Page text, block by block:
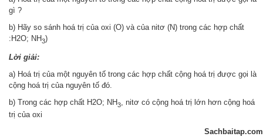
gì ?
b) Hãy so sánh hoá trị của oxi (O) và của nitơ (N) trong các hợp chất
:H2O; NH3)
Lời giải:
a) Hoá trị của một nguyên tố trong các hợp chất cộng hoá trị được gọi là
cộng hoá trị của nguyên tố đó.
b) Trong các hợp chất H2O; NH3
, nitơ có cộng hoá trị lớn hơn cộng hoá
trị của oxi
Sachbaitap.com